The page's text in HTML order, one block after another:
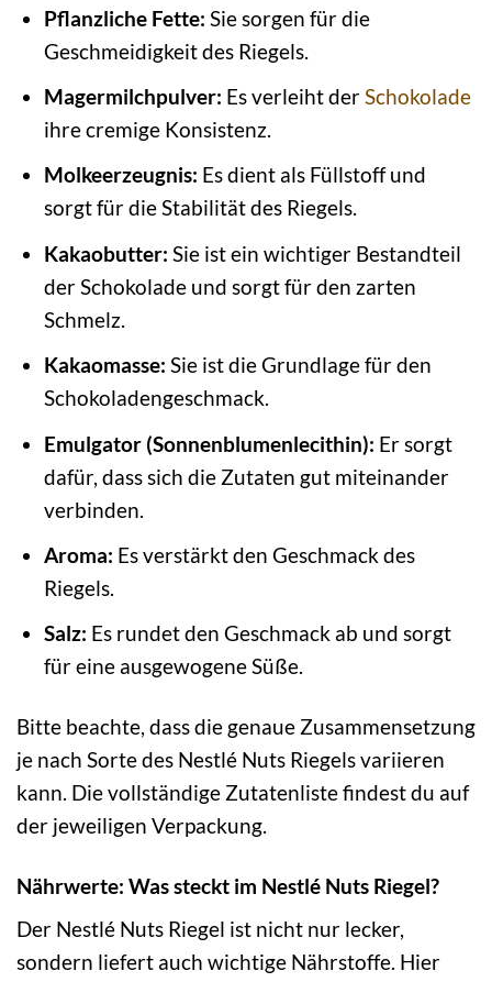
Pflanzliche Fette: Sie sorgen für die
Geschmeidigkeit des Riegels.
Magermilchpulver: Es verleiht derSchokolade
ihre cremige Konsistenz.
Molkeerzeugnis: Es dient als Füllstoff und
sorgt für die Stabilität des Riegels.
Kakaobutter: Sie ist ein wichtiger Bestandteil
der Schokolade und sorgt für den zarten
Schmelz.
Kakaomasse: Sie ist die Grundlage für den
Schokoladengeschmack.
Emulgator (Sonnenblumenlecithin): Er sorgt
dafür, dass sich die Zutaten gut miteinander
verbinden.
Aroma: Es verstärkt den Geschmack des
Riegels.
Salz: Es rundet den Geschmack ab und sorgt
für eine ausgewogene Süße.
Bitte beachte, dass die genaue Zusammensetzung
je nach Sorte des Nestlé Nuts Riegels variieren
kann. Die vollständige Zutatenliste findest du auf
der jeweiligen Verpackung.
Nährwerte: Was steckt im Nestlé Nuts Riegel?
Der Nestlé Nuts Riegel ist nicht nur lecker,
sondern liefert auch wichtige Nährstoffe. Hier